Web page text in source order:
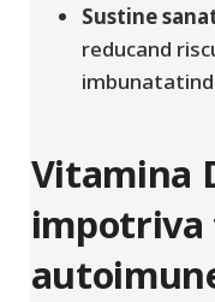
Sustine
reducand
Vitamina